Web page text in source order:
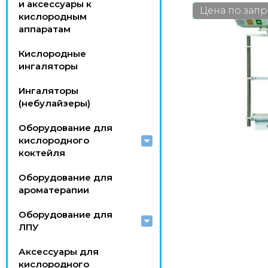
Цена по
и аксессуары к
кислородным
аппаратам
Кислородные
ингаляторы
Ингаляторы
(небулайзеры)
Оборудование для
кислородного
коктейля
Оборудование для
ароматерапии
Оборудование для
ЛПУ
Аксессуары для
кислородного